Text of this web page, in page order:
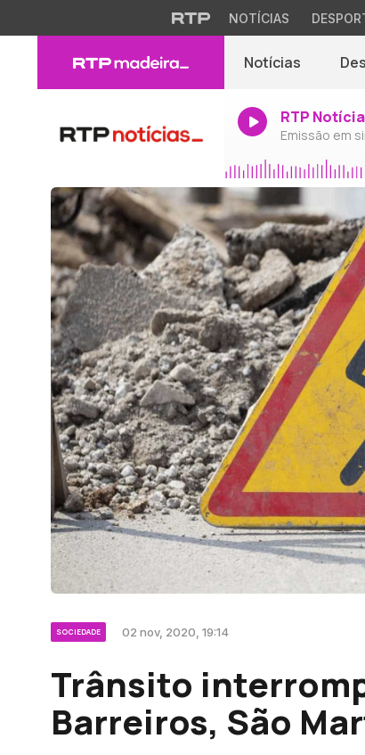
NOTÍCIAS
Notícias
RTP
Emissão em
SOCIEDADE 02 nov, 2020, 19:14
Trânsito
Barreiros, São